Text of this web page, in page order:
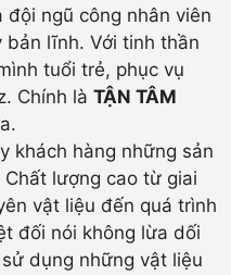
đội ngũ công nhân viên
lĩnh. Với tinh thần
tuổi trẻ, phục vụ
Chính là TẬN TÂM
khách hàng những sản
lượng cao từ giai
vật liệu đến quá trình
đối nói không lừa dối
dụng những vật liệu